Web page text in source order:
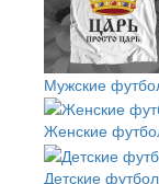
Мужские
Женские
Детские